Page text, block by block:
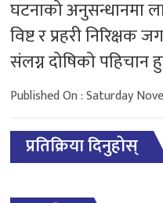
घटनाको अनुसन्धानमा
विष्ट र प्रहरी
संलग्न दोषिको
Published On : Saturday
प्रतिक्रिया दिनुहोस्